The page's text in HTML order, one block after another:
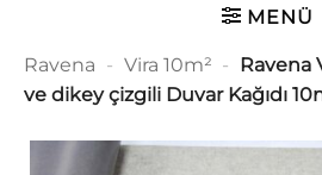
MENÜ
Ravena - Vira 10m² - Ravena
ve dikey çizgili Duvar Kağıdı